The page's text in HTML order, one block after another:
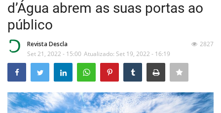
...by Descla
Desporto
Contactos
Sobre Nós
d’Água abrem as suas portas ao
público
Revista Descla
Set 21, 2022 - 15:00 Atualizado: Set 19, 2022 - 16:19
2827